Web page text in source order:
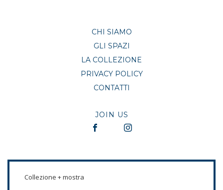
CHI SIAMO
GLI SPAZI
LA COLLEZIONE
PRIVACY POLICY
CONTATTI
JOIN US
Collezione + mostra